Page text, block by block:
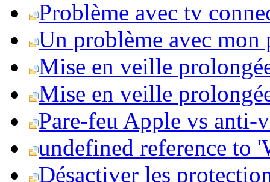
Problème avec tv
Un problème avec mon
Mise en veille
Mise en veille
Pare-feu Apple vs anti-
undefined reference to
Désactiver les